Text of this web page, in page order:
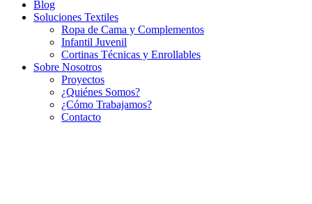
Blog
Soluciones Textiles
Ropa de Cama y Complementos
Infantil Juvenil
Cortinas Técnicas y Enrollables
Sobre Nosotros
Proyectos
¿Quiénes Somos?
¿Cómo Trabajamos?
Contacto